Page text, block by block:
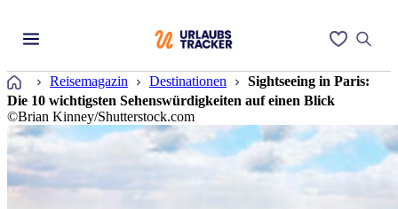
Startseite
Reisemagazin Destinationen
Sightseeing in Paris:
Die 10 wichtigsten Sehenswürdigkeiten auf einen Blick
©Brian Kinney/Shutterstock.com